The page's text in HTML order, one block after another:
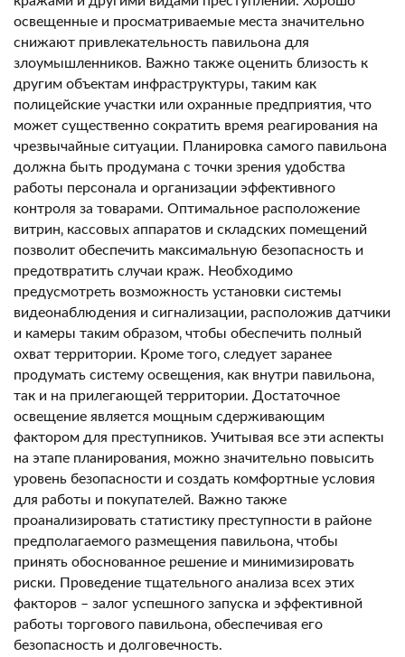
освещенные и просматриваемые места значительно
снижают привлекательность павильона для
злоумышленников. Важно также оценить близость к
другим объектам инфраструктуры‚ таким как
полицейские участки или охранные предприятия‚ что
может существенно сократить время реагирования на
чрезвычайные ситуации. Планировка самого павильона
должна быть продумана с точки зрения удобства
работы персонала и организации эффективного
контроля за товарами. Оптимальное расположение
витрин‚ кассовых аппаратов и складских помещений
позволит обеспечить максимальную безопасность и
предотвратить случаи краж. Необходимо
предусмотреть возможность установки системы
видеонаблюдения и сигнализации‚ расположив датчики
и камеры таким образом‚ чтобы обеспечить полный
охват территории. Кроме того‚ следует заранее
продумать систему освещения‚ как внутри павильона‚
так и на прилегающей территории. Достаточное
освещение является мощным сдерживающим
фактором для преступников. Учитывая все эти аспекты
на этапе планирования‚ можно значительно повысить
уровень безопасности и создать комфортные условия
для работы и покупателей. Важно также
проанализировать статистику преступности в районе
предполагаемого размещения павильона‚ чтобы
принять обоснованное решение и минимизировать
риски. Проведение тщательного анализа всех этих
факторов – залог успешного запуска и эффективной
работы торгового павильона‚ обеспечивая его
безопасность и долговечность.